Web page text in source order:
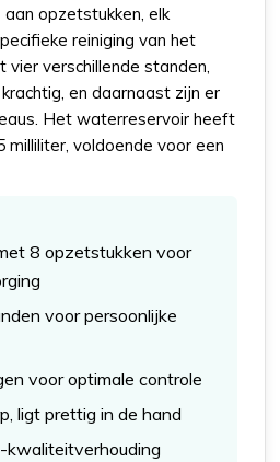
opzetstukken, elk
reiniging van het
vier verschillende standen,
en daarnaast zijn er
Het waterreservoir heeft
milliliter, voldoende voor een
8 opzetstukken voor
voor persoonlijke
voor optimale controle
ligt prettig in de hand
kwaliteitverhouding